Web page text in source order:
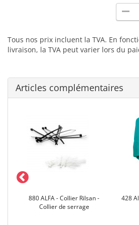
remove
Tous nos prix incluent la TVA. En
livraison, la TVA peut varier lors du
Articles complémentaires
880 ALFA - Collier Rilsan -
Collier de serrage
428